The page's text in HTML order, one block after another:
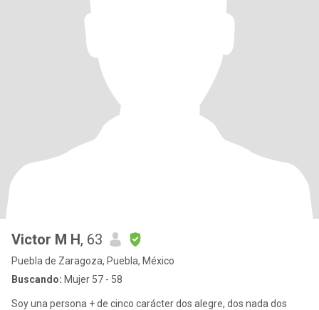
Victor M H, 63
Puebla de Zaragoza, Puebla, México
Buscando: Mujer 57 - 58
Soy una persona + de cinco carácter dos alegre, dos nada dos